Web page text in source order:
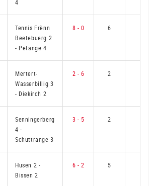
4
Tennis Frënn
Beetebuerg 2
- Petange 4
8 - 0 6
Mertert-
Wasserbillig 3
- Diekirch 2
2 - 6 2
Senningerberg
4-
Schuttrange 3
3 - 5 2
Husen 2 -
Bissen 2
6 - 2 5